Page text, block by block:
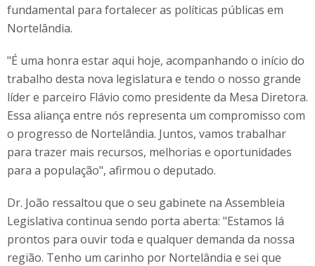
fundamental para fortalecer as políticas públicas em
Nortelândia.
"É uma honra estar aqui hoje, acompanhando o início do
trabalho desta nova legislatura e tendo o nosso grande
líder e parceiro Flávio como presidente da Mesa Diretora.
Essa aliança entre nós representa um compromisso com
o progresso de Nortelândia. Juntos, vamos trabalhar
para trazer mais recursos, melhorias e oportunidades
para a população", afirmou o deputado.
Dr. João ressaltou que o seu gabinete na Assembleia
Legislativa continua sendo porta aberta: "Estamos lá
prontos para ouvir toda e qualquer demanda da nossa
região. Tenho um carinho por Nortelândia e sei que